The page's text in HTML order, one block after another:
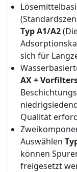
Typ A1/A2
sich für
AX +
Qualität
Auswählen
können
freigesetzt